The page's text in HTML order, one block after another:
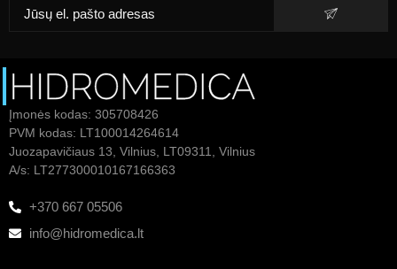
Įmonės kodas: 305708426
PVM kodas: LT100014264614
Juozapavičiaus 13, Vilnius, LT09311, Vilnius
A/s: LT277300010167166363
+370 667 05506
info@hidromedica.lt